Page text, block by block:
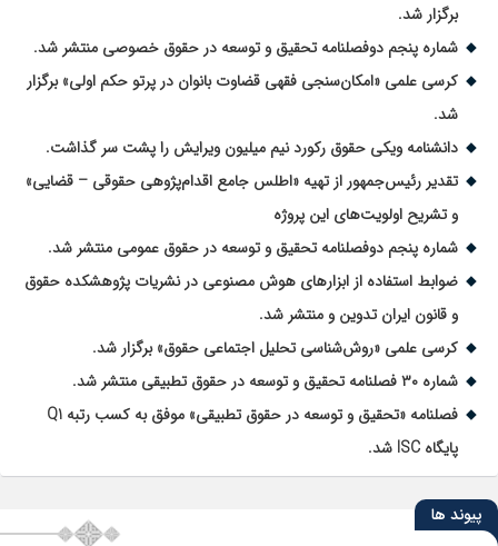
برگزار شد.
شماره پنجم دوفصلنامه تحقیق و توسعه در حقوق خصوصی منتشر شد.
کرسی علمی «امکان‌سنجی فقهی قضاوت بانوان در پرتو حکم اولی» برگزار
شد.
دانشنامه ویکی حقوق رکورد نیم میلیون ویرایش را پشت سر گذاشت.
تقدیر رئیس‌جمهور از تهیه «اطلس جامع اقدام‌پژوهی حقوقی – قضایی»
و تشریح اولویت‌های این پروژه
شماره پنجم دوفصلنامه تحقیق و توسعه در حقوق عمومی منتشر شد.
ضوابط استفاده از ابزارهای هوش مصنوعی در نشریات پژوهشکده حقوق
و قانون ایران تدوین و منتشر شد.
کرسی علمی «روش‌شناسی تحلیل اجتماعی حقوق» برگزار شد.
شماره ۳۰ فصلنامه تحقیق و توسعه در حقوق تطبیقی منتشر شد.
فصلنامه «تحقیق و توسعه در حقوق تطبیقی» موفق به کسب رتبه Q1
پایگاه ISC شد.
پیوند ها